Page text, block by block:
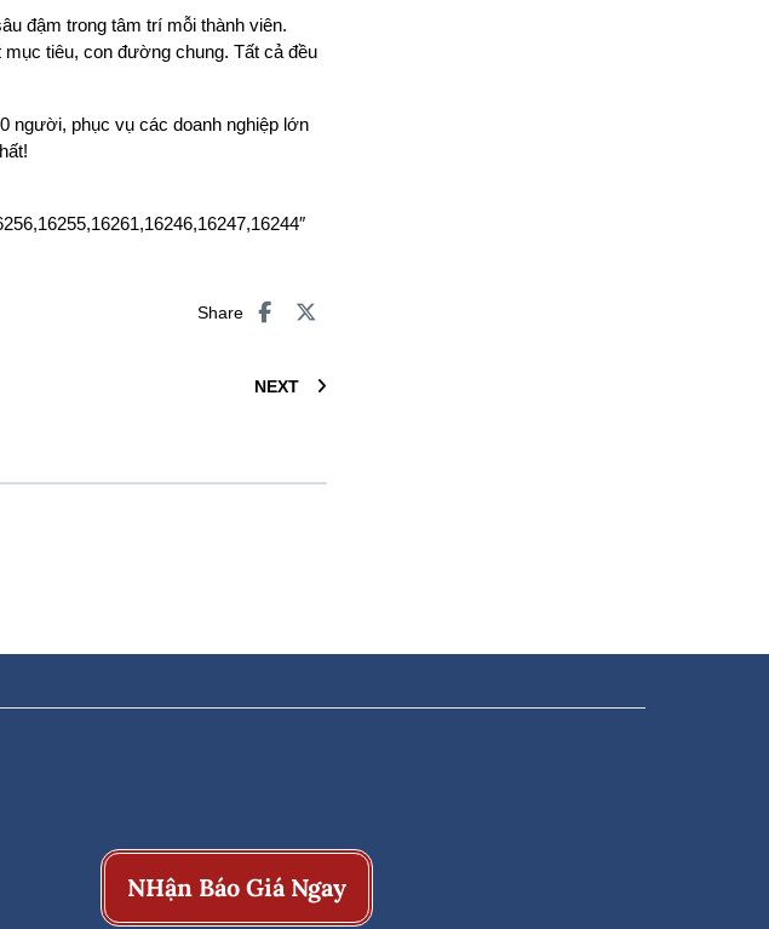
đậm trong tâm trí mỗi thành viên.
tiêu, con đường chung. Tất cả đều
người, phục vụ các doanh nghiệp lớn
Share
NEXT
NHận Báo Giá Ngay